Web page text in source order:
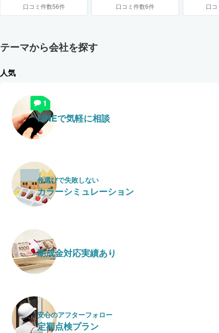
口コミ件数56件 口コミ件数6件 口
テーマから会社を探す
人気
LINEで気軽に相談
色選びで失敗しない
カラーシミュレーション
助成金対応実績あり
安心のアフターフォロー
定期点検プラン